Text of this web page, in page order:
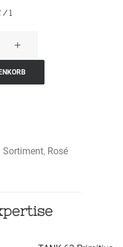
/l
Sortiment, Rosé